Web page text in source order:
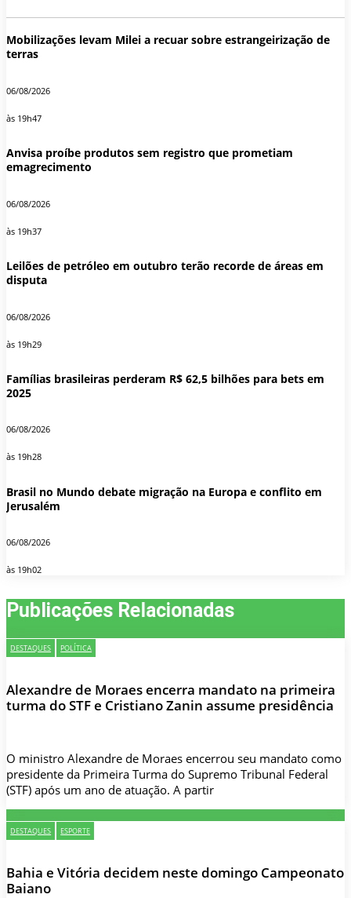
Mobilizações levam Milei a recuar sobre estrangeirização de
terras
06/08/2026
às 19h47
Anvisa proíbe produtos sem registro que prometiam
emagrecimento
06/08/2026
às 19h37
Leilões de petróleo em outubro terão recorde de áreas em
disputa
06/08/2026
às 19h29
Famílias brasileiras perderam R$ 62,5 bilhões para bets em
2025
06/08/2026
às 19h28
Brasil no Mundo debate migração na Europa e conflito em
Jerusalém
06/08/2026
às 19h02
Publicações Relacionadas
DESTAQUES POLÍTICA
Alexandre de Moraes encerra mandato na primeira
turma do STF e Cristiano Zanin assume presidência
O ministro Alexandre de Moraes encerrou seu mandato como
presidente da Primeira Turma do Supremo Tribunal Federal
(STF) após um ano de atuação. A partir
DESTAQUES ESPORTE
Bahia e Vitória decidem neste domingo Campeonato
Baiano